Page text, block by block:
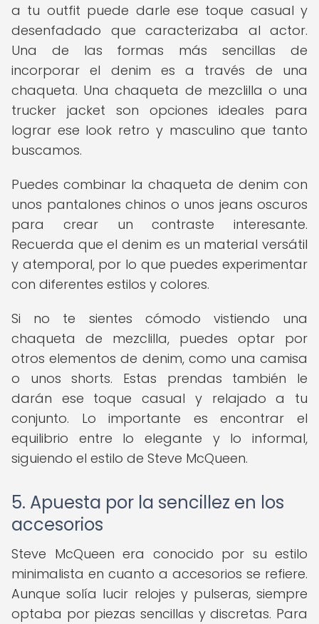
a tu outfit puede darle ese toque casual y
desenfadado que caracterizaba al actor.
Una de las formas más sencillas de
incorporar el denim es a través de una
chaqueta. Una chaqueta de mezclilla o una
trucker jacket son opciones ideales para
lograr ese look retro y masculino que tanto
buscamos.
Puedes combinar la chaqueta de denim con
unos pantalones chinos o unos jeans oscuros
para crear un contraste interesante.
Recuerda que el denim es un material versátil
y atemporal, por lo que puedes experimentar
con diferentes estilos y colores.
Si no te sientes cómodo vistiendo una
chaqueta de mezclilla, puedes optar por
otros elementos de denim, como una camisa
o unos shorts. Estas prendas también le
darán ese toque casual y relajado a tu
conjunto. Lo importante es encontrar el
equilibrio entre lo elegante y lo informal,
siguiendo el estilo de Steve McQueen.
5. Apuesta por la sencillez en los
accesorios
Steve McQueen era conocido por su estilo
minimalista en cuanto a accesorios se refiere.
Aunque solía lucir relojes y pulseras, siempre
optaba por piezas sencillas y discretas. Para